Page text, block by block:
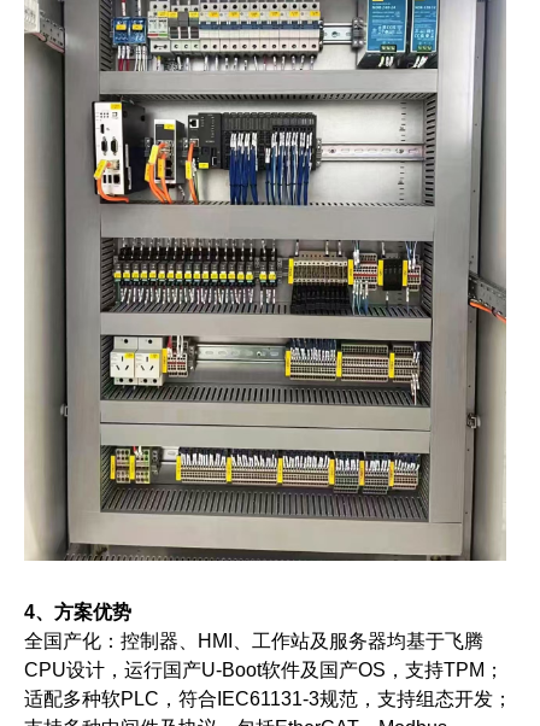
4、方案优势
全国产化：控制器、
HMI
、工作站及服务器均基于飞腾
CPU设计，运行国产U-Boot软件及国产OS ，支持TPM ；
适配多种软PLC，符合IEC61131-3规范，支持组态开发；